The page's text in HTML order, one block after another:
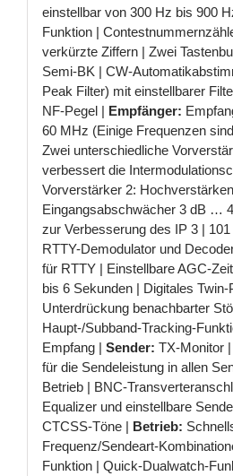
einstellbar von 300 Hz bis 900
Funktion |
verkürzte Ziffern | Zwei
Semi-BK | CW-
Peak Filter) mit einstellbarer
NF-Pegel | Empfänger:
60 MHz (Einige Frequenzen
Zwei unterschiedliche
verbessert die
Vorverstärker 2:
Eingangsabschwächer 3 dB …
zur Verbesserung des IP 3 |
RTTY-Demodulator und
für RTTY | Einstellbare AGC-
bis 6 Sekunden | Digitales Twin-
Unterdrückung benachbarter
Haupt-/Subband-Tracking-
Empfang | Sender: TX-Monitor
für die Sendeleistung in allen
Betrieb | BNC-
Equalizer und einstellbare
CTCSS-Töne | Betrieb:
Frequenz/Sendeart-
Funktion | Quick-Dualwatch-